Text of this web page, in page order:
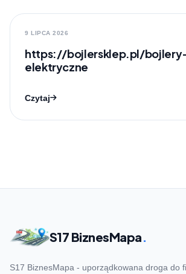
9 LIPCA 2026
https://bojlersklep.pl/
elektryczne
Czytaj
S17 BiznesMapa.
S17 BiznesMapa - uporządkowana droga do